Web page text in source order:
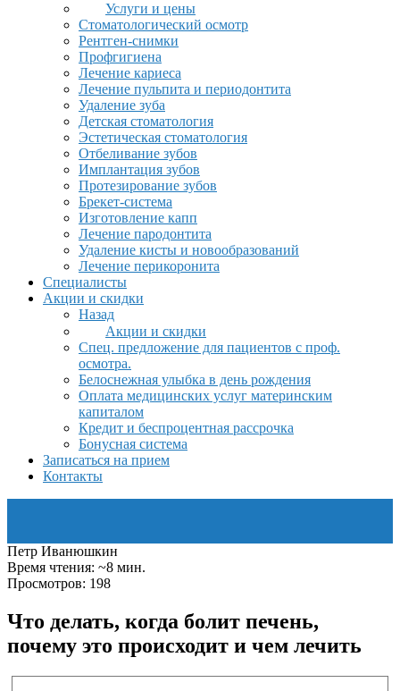
Услуги и цены
Стоматологический осмотр
Рентген-снимки
Профгигиена
Лечение кариеса
Лечение пульпита и периодонтита
Удаление зуба
Детская стоматология
Эстетическая стоматология
Отбеливание зубов
Имплантация зубов
Протезирование зубов
Брекет-система
Изготовление капп
Лечение пародонтита
Удаление кисты и новообразований
Лечение перикоронита
Специалисты
Акции и скидки
Назад
Акции и скидки
Спец. предложение для пациентов с проф.
осмотра.
Белоснежная улыбка в день рождения
Оплата медицинских услуг материнским
капиталом
Кредит и беспроцентная рассрочка
Бонусная система
Записаться на прием
Контакты
Петр Иванюшкин
Время чтения: ~8 мин.
Просмотров: 198
Что делать, когда болит печень,
почему это происходит и чем лечить